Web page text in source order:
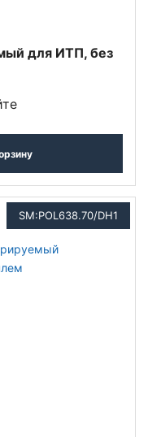
для ИТП, без
SM:POL638.70/DH1